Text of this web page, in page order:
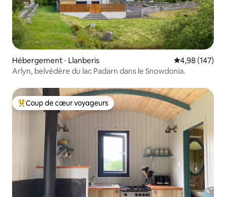
Hébergement ⋅ Llanberis Évaluation
4,98 (147)
Arlyn, belvédère du lac Padarn dans le Snowdonia.
Coups de cœur voyageurs les plus appréciés
Coup de cœur voyageurs